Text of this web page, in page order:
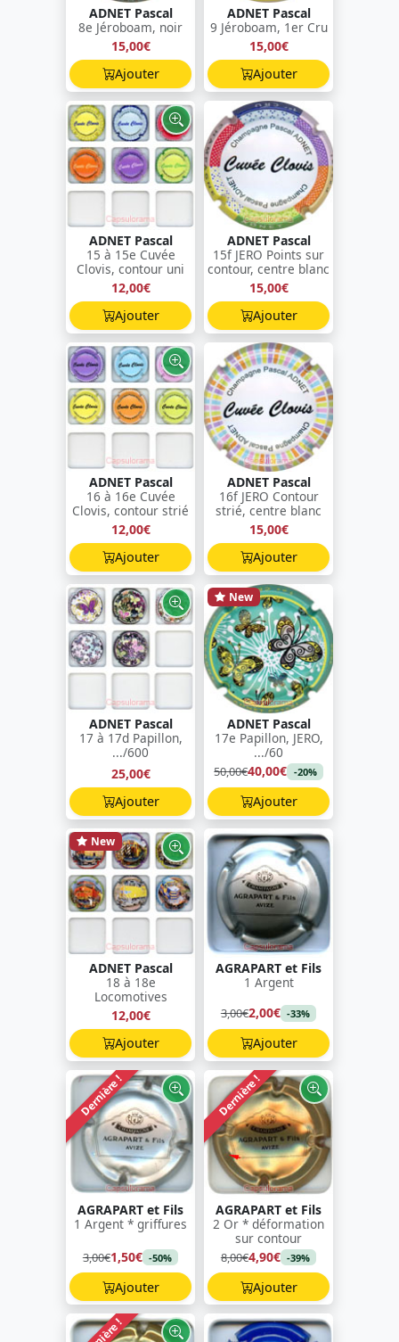
ADNET Pascal
8e Jéroboam, noir
15,00€
Ajouter
ADNET Pascal
9 Jéroboam, 1er Cru
15,00€
Ajouter
ADNET Pascal
15 à 15e Cuvée
Clovis, contour uni
12,00€
Ajouter
ADNET Pascal
15f JERO Points sur
contour, centre blanc
15,00€
Ajouter
ADNET Pascal
16 à 16e Cuvée
Clovis, contour strié
12,00€
Ajouter
ADNET Pascal
16f JERO Contour
strié, centre blanc
15,00€
Ajouter
ADNET Pascal
17 à 17d Papillon,
.../600
25,00€
Ajouter
New
ADNET Pascal
17e Papillon, JERO,
.../60
50,00€40,00€ -20%
Ajouter
New
ADNET Pascal
18 à 18e
Locomotives
12,00€
Ajouter
AGRAPART et Fils
1 Argent
3,00€2,00€ -33%
Ajouter
Dernière !
AGRAPART et Fils
1 Argent * griffures
3,00€1,50€ -50%
Ajouter
Dernière !
AGRAPART et Fils
2 Or * déformation
sur contour
8,00€4,90€ -39%
Ajouter